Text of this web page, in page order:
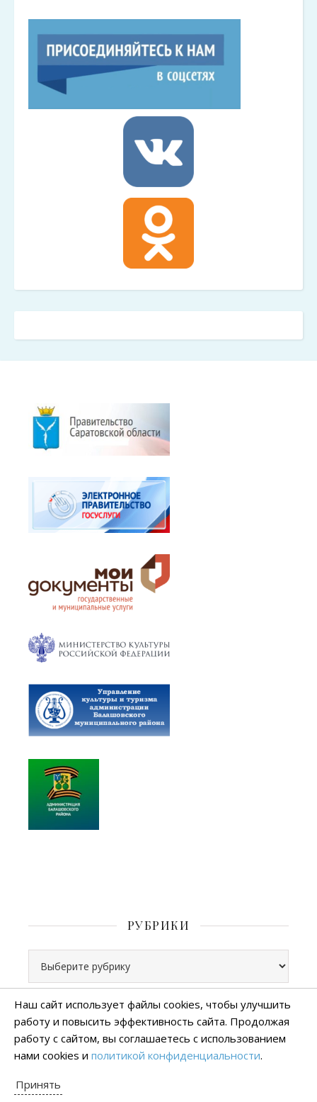
РУБРИКИ
Все права защищены
Политика конфиденциальности
Наш сайт использует файлы cookies, чтобы улучшить
работу и повысить эффективность сайта. Продолжая
работу с сайтом, вы соглашаетесь с использованием
нами cookies и политикой конфиденциальности.
Принять